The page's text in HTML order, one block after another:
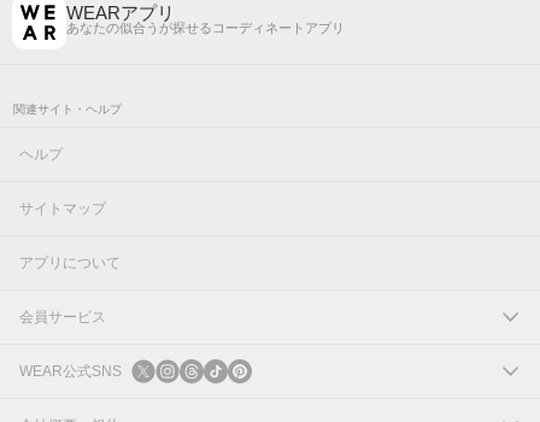
WEARアプリ
あなたの似合うが探せるコーディネートアプリ
関連サイト・ヘルプ
ヘルプ
サイトマップ
アプリについて
会員サービス
ログイン
WEAR公式SNS